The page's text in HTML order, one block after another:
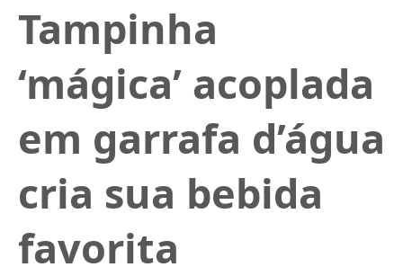
Tampinha
‘mágica’ acoplada
em garrafa d’água
cria sua bebida
favorita